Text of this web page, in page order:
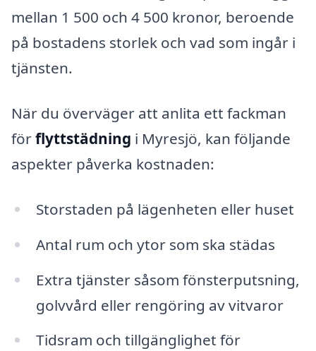
mellan 1 500 och 4 500 kronor, beroende
på bostadens storlek och vad som ingår i
tjänsten.
När du överväger att anlita ett fackman
förflyttstädning i Myresjö, kan följande
aspekter påverka kostnaden:
Storstaden på lägenheten eller huset
Antal rum och ytor som ska städas
Extra tjänster såsom fönsterputsning,
golvvård eller rengöring av vitvaror
Tidsram och tillgänglighet för